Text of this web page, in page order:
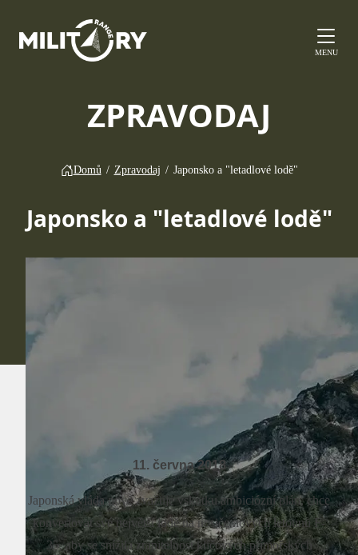
MENU
ZPRAVODAJ
Domů / Zpravodaj / Japonsko a "letadlové lodě"
Japonsko a "letadlové lodě"
11. června 2018
Japonská vláda nově zvažuje vskutku ambiciózní plán, chce
konvertovat své největší lodě na nosiče nových letounů F-
35, aby se snížila zranitelnost klíčových přímořských